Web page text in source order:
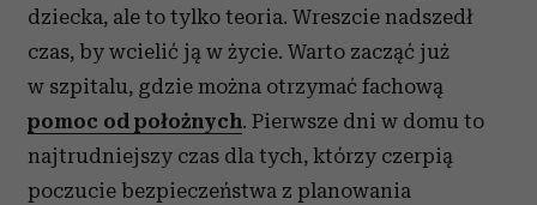
dziecka, ale to tylko teoria. Wreszcie nadszedł
czas, by wcielić ją w życie. Warto zacząć już
w szpitalu, gdzie można otrzymać fachową
pomoc od położnych. Pierwsze dni w domu to
najtrudniejszy czas dla tych, którzy czerpią
poczucie bezpieczeństwa z planowania